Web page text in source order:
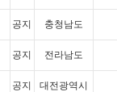
공지 충청남도
공지 전라남도
공지 대전광역시